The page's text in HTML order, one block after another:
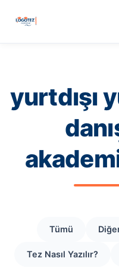
yurtdışı
Tümü
Tez Nasıl Yazılır?